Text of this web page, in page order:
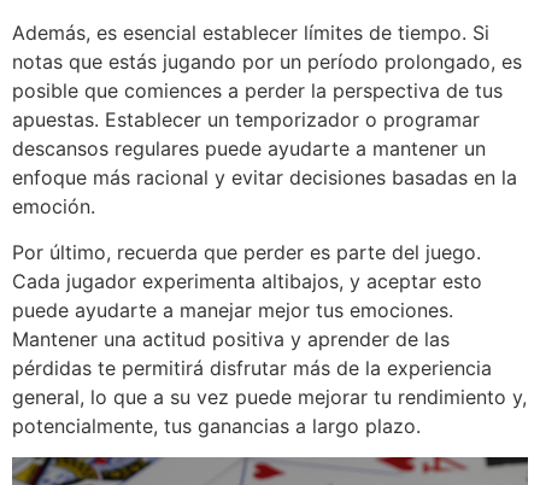
Además, es esencial establecer límites de tiempo. Si
notas que estás jugando por un período prolongado, es
posible que comiences a perder la perspectiva de tus
apuestas. Establecer un temporizador o programar
descansos regulares puede ayudarte a mantener un
enfoque más racional y evitar decisiones basadas en la
emoción.
Por último, recuerda que perder es parte del juego.
Cada jugador experimenta altibajos, y aceptar esto
puede ayudarte a manejar mejor tus emociones.
Mantener una actitud positiva y aprender de las
pérdidas te permitirá disfrutar más de la experiencia
general, lo que a su vez puede mejorar tu rendimiento y,
potencialmente, tus ganancias a largo plazo.